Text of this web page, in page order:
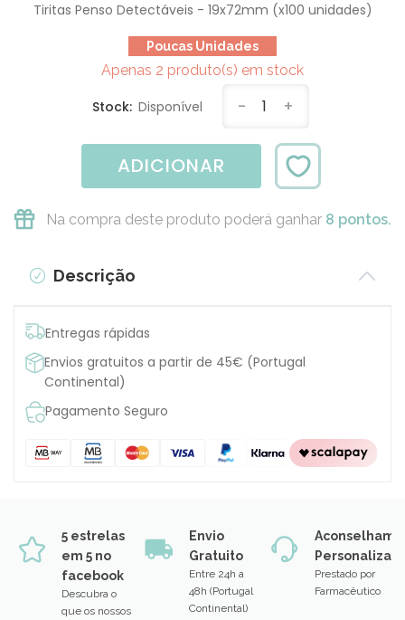
Tiritas Penso Detectáveis - 19x72mm (x100 unidades)
Poucas Unidades
Apenas 2 produto(s) em stock
Stock: Disponível - 1 +
ADICIONAR
Na compra deste produto poderá ganhar 8 pontos.
Descrição
Entregas rápidas
Envios gratuitos a partir de 45€ (Portugal
Continental)
Pagamento Seguro
5 estrelas
em 5 no
facebook
Descubra o
que os nossos
Envio
Gratuito
Entre 24h a
48h (Portugal
Continental)
Prestado por
Farmacêutico